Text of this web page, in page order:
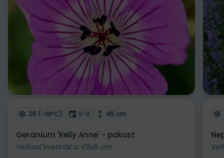
Odober do zoznamu želaní
Mrazuvzdornosť
Z5 (-28°C) Doba kvitnutia
V-X Výška rastliny
45 cm
Geranium 'Kelly Anne' - pakost
Veľkosť kvetináča: K9x9 cm